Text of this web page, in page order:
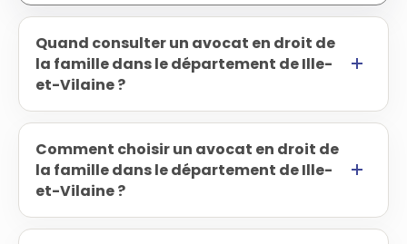
Quand consulter un avocat en droit de
la famille dans le département de Ille-
et-Vilaine ?
Comment choisir un avocat en droit de
la famille dans le département de Ille-
et-Vilaine ?